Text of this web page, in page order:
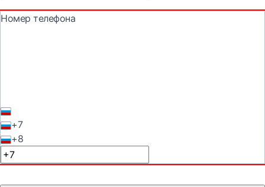
Номер телефона
+7
+8